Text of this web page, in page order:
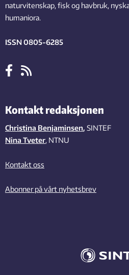
naturvitenskap, fisk og havbruk,
humaniora.
ISSN 0805-6285
Kontakt redaksjonen
Christina Benjaminsen, SINTEF
Nina Tveter, NTNU
Kontakt oss
Abonner på vårt nyhetsbrev